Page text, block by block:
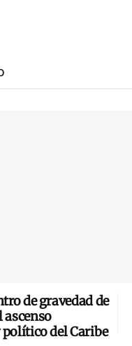
de gravedad de
ascenso
del Caribe